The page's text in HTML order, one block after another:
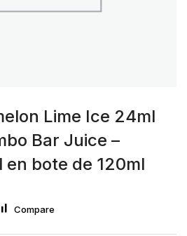
Lime Ice 24ml
Bar Juice –
en bote de 120ml
Compare